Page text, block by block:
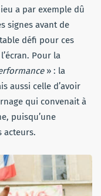
a par exemple dû
signes avant de
défi pour ces
Pour la
» : la
aussi celle d’avoir
qui convenait à
puisqu’une
acteurs.